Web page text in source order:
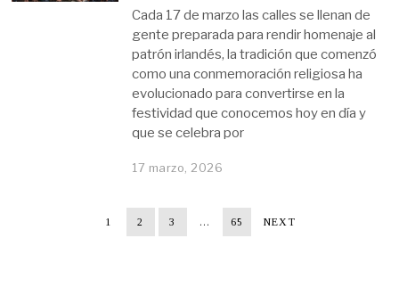
Cada 17 de marzo las calles se llenan de
gente preparada para rendir homenaje al
patrón irlandés, la tradición que comenzó
como una conmemoración religiosa ha
evolucionado para convertirse en la
festividad que conocemos hoy en día y
que se celebra por
17 marzo, 2026
1 2 3 … 65 NEXT